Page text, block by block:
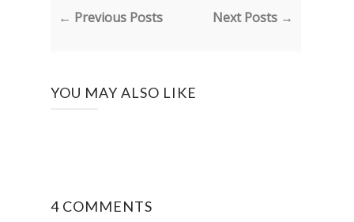
← Previous Posts Next Posts →
YOU MAY ALSO LIKE
4 COMMENTS